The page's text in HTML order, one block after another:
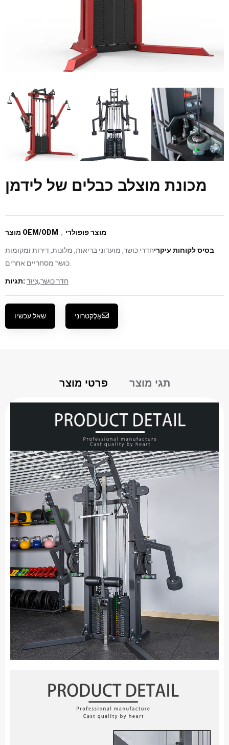
מכונת מוצלב כבלים של לידמן
מוצר OEM/ODM ， מוצר פופולרי
בסיס לקוחות עיקריחדרי כושר, מועדוני בריאות, מלונות, דירות ומקומות
תגיות:צִיוּד,חדר כושר
שאל עכשיו אֶלֶקטרוֹנִי
פרטי מוצר תגי מוצר